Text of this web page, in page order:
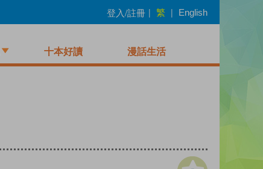
登入/註冊 | 繁 | English
十本好讀 漫話生活